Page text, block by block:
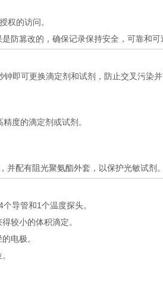
权的访问。
防篡改的，确保记录保持安全，可靠和可
即可更换滴定剂和试剂，防止交叉污染并
度的滴定剂或试剂。
并配有阻光聚氨酯外套，以保护光敏试剂。
个导管和1个温度探头。
较小的体积滴定。
电极。